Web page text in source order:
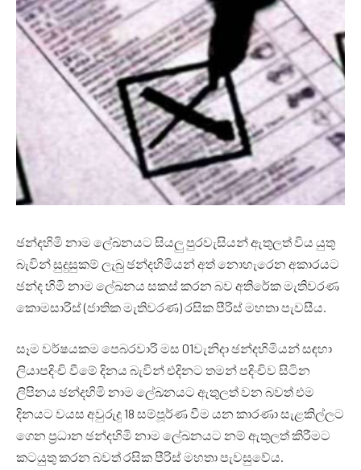
ඡන්දහිමි නාම ලේඛනයට සියලු පුරවැසියන් ඇතුලත් විය යුතු
බැවින් සුදුසුකම් ලැබු ඡන්දහිමියන් අත් නොහැරෙන අකාරයට
ඡන්ද හිමි නාම ලේඛනය සකස් කරන බව අතිරේක මැතිවරණ
කොමසාරිස් (ජාතික මැතිවරණ) රසික පීරිස් මහතා පැවසීය.
සෑම වර්ෂයකම පෙබරවාරි මස 01වැනිදා ඡන්දහිමියන් සඳහා
ලියාපදිංචි වීමේ දිනය බැවින් එදිනට තමන් පදිංචිව සිටින
ලිපිනය ඡන්දහිමි නාම ලේඛනයට ඇතුලත් වන බවත් එම
දිනයට වයස අවුරුදු 18 සම්පූර්ණ වීම යන කාරණා සැළකිල්ලට
ගෙන ප්‍රධාන ඡන්දහිමි නාම ලේඛනයට නම් ඇතුලත් කිරීමට
කටයුතු කරන බවත් රසික පීරිස් මහතා පැවසුවේය.